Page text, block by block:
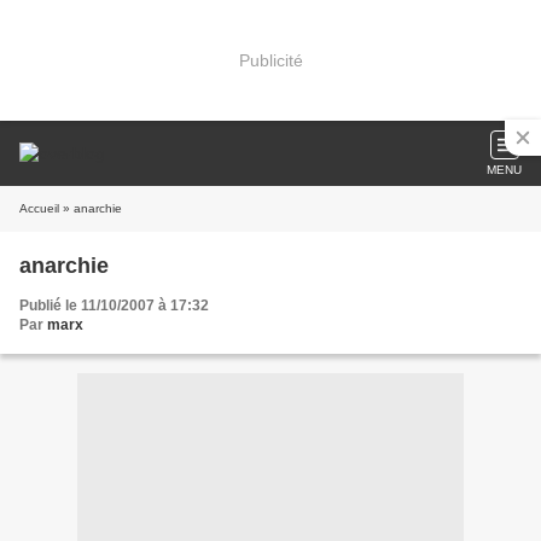
Publicité
MENU
Accueil » anarchie
anarchie
Publié le 11/10/2007 à 17:32
Par marx